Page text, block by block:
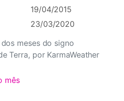
meses do signo
Terra, por KarmaWeather
19/04/2015
23/03/2020
mês